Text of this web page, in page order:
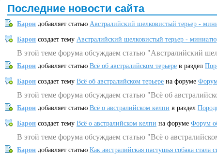
Последние новости сайта
Барон добавляет статью Австралийский шелковистый терьер -
Барон создает тему Австралийский шелковистый терьер -
В этой теме форума обсуждаем статью "Австралийский
Барон добавляет статью Всё об австралийском терьере в раздел
Барон создает тему Всё об австралийском терьере на форуме
В этой теме форума обсуждаем статью "Всё об
Барон добавляет статью Всё о австралийском келпи в раздел
Барон создает тему Всё о австралийском келпи на форуме Форум
В этой теме форума обсуждаем статью "Всё о
Барон добавляет статью Как австралийская пастушья собака